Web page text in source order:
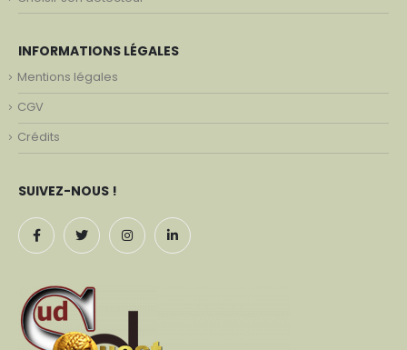
INFORMATIONS LÉGALES
Mentions légales
CGV
Crédits
SUIVEZ-NOUS !